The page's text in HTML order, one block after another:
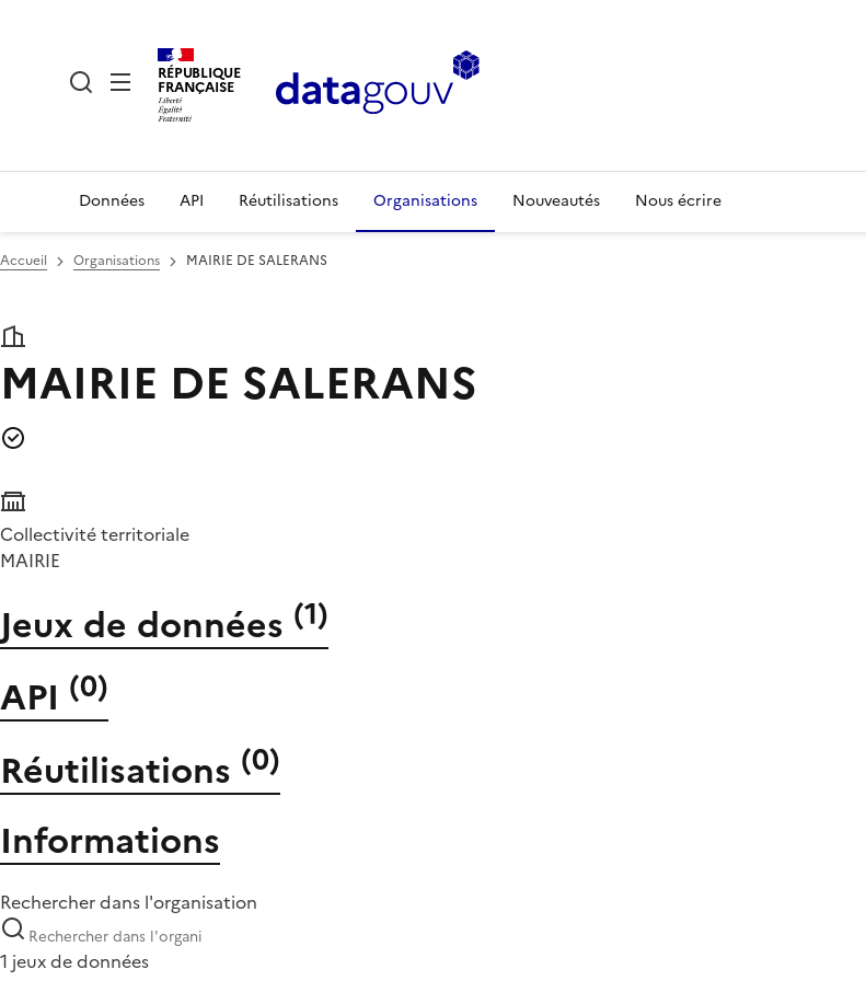
RÉPUBLIQUE
FRANÇAISE
Données API Réutilisations Organisations Nouveautés Nous écrire
Accueil Organisations MAIRIE DE SALERANS
MAIRIE DE SALERANS
Collectivité territoriale
MAIRIE
Jeux de données (1)
API (0)
Réutilisations (0)
Informations
Rechercher dans l'organisation
1 jeux de données